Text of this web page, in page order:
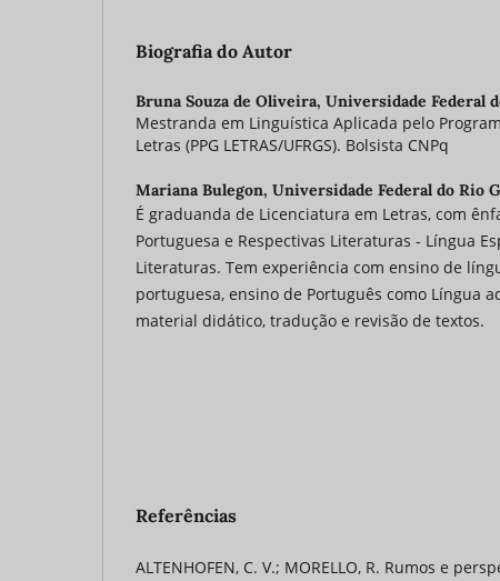
Biografia do Autor
Bruna Souza de Oliveira, Universidade Federal
Mestranda em Linguística Aplicada pelo
Letras (PPG LETRAS/UFRGS). Bolsista CNPq
Mariana Bulegon, Universidade Federal do Rio
É graduanda de Licenciatura em Letras, com
Portuguesa e Respectivas Literaturas - Língua
Literaturas. Tem experiência com ensino de
portuguesa, ensino de Português como Língua
material didático, tradução e revisão de textos.
Referências
ALTENHOFEN, C. V.; MORELLO, R. Rumos e